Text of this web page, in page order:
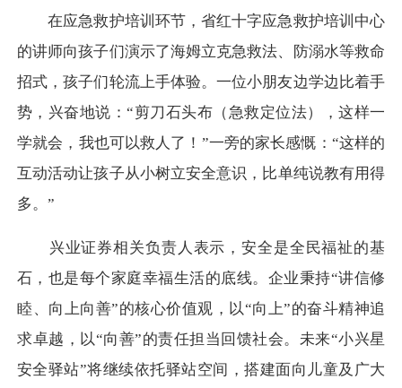
在应急救护培训环节，省红十字应急救护培训中心
的讲师向孩子们演示了海姆立克急救法、防溺水等救命
招式，孩子们轮流上手体验。一位小朋友边学边比着手
势， 兴奋地说：“剪刀石头布 （急救定位法），这样一
学就会，我也可以救人了！ ”一旁的家长感慨：“这样的
互动活动让孩子从小树立安全意识，比单纯说教有用得
多。 ”
兴业证券相关负责人表示，安全是全民福祉的基
石，也是每个家庭幸福生活的底线。 企业秉持“讲信修
睦、向上向善”的核心价值观，以“向上”的奋斗精神追
求卓越，以“向善”的责任担当回馈社会。 未来“小兴星
安全驿站”将继续依托驿站空间，搭建面向儿童及广大